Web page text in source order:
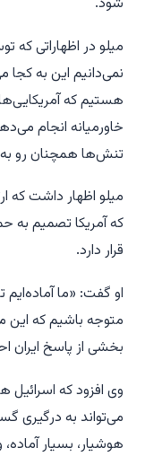
نمی‌دانیم این به کجا
هستیم که
خاورمیانه انجام
تنش‌ها همچنان رو
میلو اظهار داشت که
که آمریکا تصمیم به
قرار دارد.
او گفت: «ما آماده‌ایم
متوجه باشیم که این
بخشی از پاسخ ایران
وی افزود که اسرائیل
می‌تواند به درگیری
هوشیار، بسیار